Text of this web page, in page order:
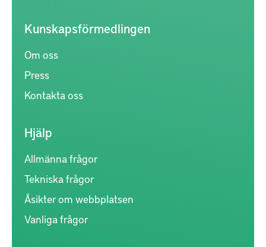
Kunskapsförmedlingen
Om oss
Press
Kontakta oss
Hjälp
Allmänna frågor
Tekniska frågor
Åsikter om webbplatsen
Vanliga frågor